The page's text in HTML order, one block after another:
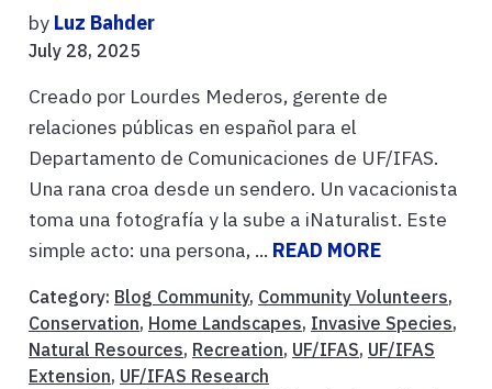
by Luz Bahder
July 28, 2025
Creado por Lourdes Mederos, gerente de
relaciones públicas en español para el
Departamento de Comunicaciones de UF/IFAS.
Una rana croa desde un sendero. Un vacacionista
toma una fotografía y la sube a iNaturalist. Este
simple acto: una persona, ... READ MORE
Category: Blog Community, Community Volunteers,
Conservation, Home Landscapes, Invasive Species,
Natural Resources, Recreation, UF/IFAS, UF/IFAS
Extension, UF/IFAS Research